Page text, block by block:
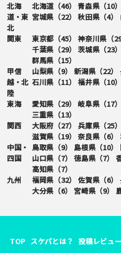
北海
道・東
北
北海道（46） 青森県（10）
宮城県（22） 秋田県（4）
関東 東京都（45） 神奈川県（
千葉県（29） 茨城県（23）
群馬県（15）
甲信
越・北
陸
山梨県（9） 新潟県（22）
石川県（11） 福井県（10）
東海 愛知県（29） 岐阜県（17）
三重県（13）
関西
大阪府（27） 兵庫県（25）
滋賀県（19） 奈良県（6）
中国・
四国
鳥取県（9） 島根県（10）
山口県（7） 徳島県（7）
高知県（7）
九州
福岡県（32） 佐賀県（6）
大分県（6） 宮崎県（9）
TOP スケパとは？ 投稿レビュー